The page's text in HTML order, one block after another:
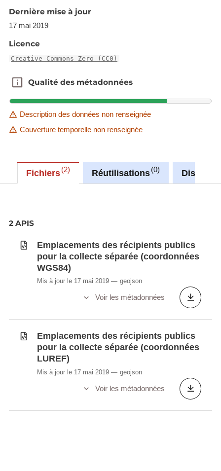
Dernière mise à jour
17 mai 2019
Licence
Creative Commons Zero (CC0)
Qualité des métadonnées
Qualité des métadonnées
Description des données non renseignée
Couverture temporelle non renseignée
Fichiers 2 Réutilisations 0
2 APIS
Emplacements des récipients publics
pour la collecte séparée (coordonnées
WGS84)
Mis à jour le 17 mai 2019 geojson
Voir les métadonnées
Emplacements des récipients publics
pour la collecte séparée (coordonnées
LUREF)
Mis à jour le 17 mai 2019 geojson
Voir les métadonnées